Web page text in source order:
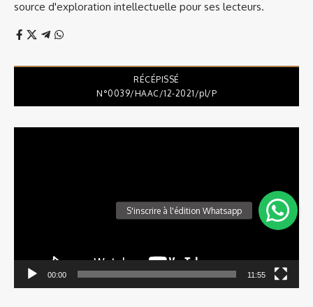
source d'exploration intellectuelle pour ses lecteurs.
RÉCÉPISSÉ
N°0039/HAAC/12-2021/pl/P
00:00 11:55